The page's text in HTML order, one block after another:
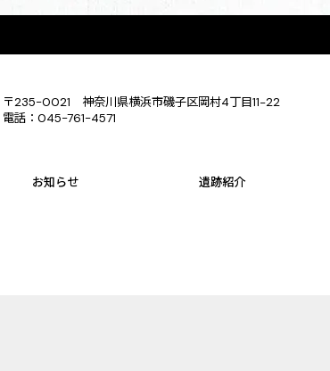
〒235-0021 神奈川県横浜市磯子区岡村4丁目11−22
電話：045-761-4571
お知らせ 遺跡紹介